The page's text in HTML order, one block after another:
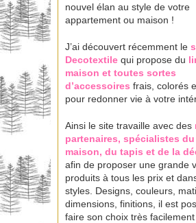
nouvel élan au style de votre
appartement ou maison !
J’ai découvert récemment le
Decotextile qui propose du
maison et toutes sortes
d’accessoires frais, colorés
pour redonner vie à votre
Ainsi le site travaille avec des
partenaires, spécialistes
maison, du tapis et de la
afin de proposer une grande
produits à tous les prix et
styles. Designs, couleurs,
dimensions, finitions, il est
faire son choix très